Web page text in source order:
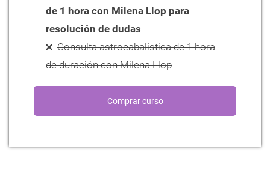
de 1 hora con Milena Llop para
resolución de dudas
Consulta astrocabalística de 1 hora
de duración con Milena Llop